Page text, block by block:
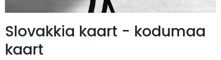
Slovakkia kaart - kodumaa
kaart